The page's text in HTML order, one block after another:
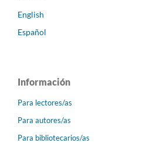
English
Español
Información
Para lectores/as
Para autores/as
Para bibliotecarios/as